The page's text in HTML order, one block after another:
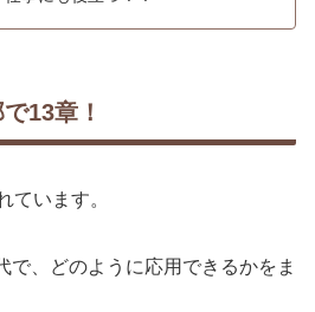
13章！
ています。
で、どのように応用できるかをま